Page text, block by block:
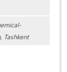
Tashkent